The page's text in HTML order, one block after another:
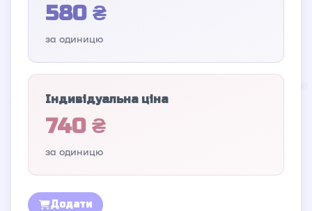
580 ₴
за одиницю
Індивідуальна ціна
740 ₴
за одиницю
Додати